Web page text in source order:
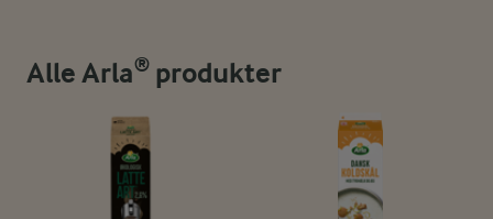
Alle Arla® produkter